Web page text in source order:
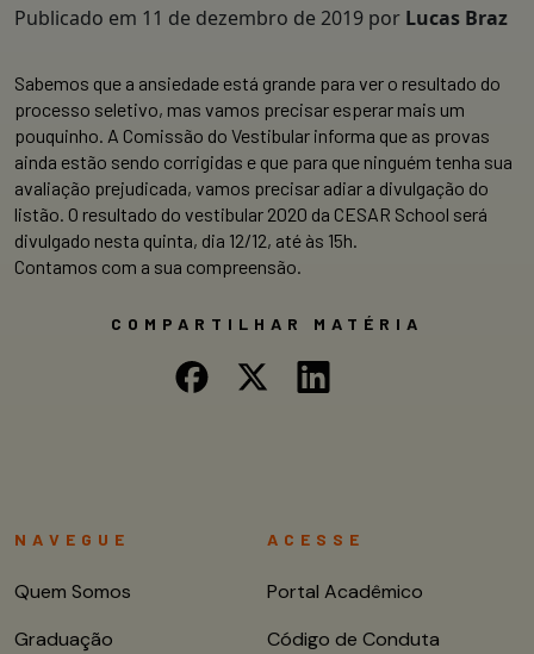
Publicado em 11 de dezembro de 2019 por Lucas Braz
Sabemos que a ansiedade está grande para ver o resultado do
processo seletivo, mas vamos precisar esperar mais um
pouquinho. A Comissão do Vestibular informa que as provas
ainda estão sendo corrigidas e que para que ninguém tenha sua
avaliação prejudicada, vamos precisar adiar a divulgação do
listão. O resultado do vestibular 2020 da CESAR School será
divulgado nesta quinta, dia 12/12, até às 15h.
Contamos com a sua compreensão.
COMPARTILHAR MATÉRIA
NAVEGUE
Quem Somos
Graduação
ACESSE
Portal Acadêmico
Código de Conduta